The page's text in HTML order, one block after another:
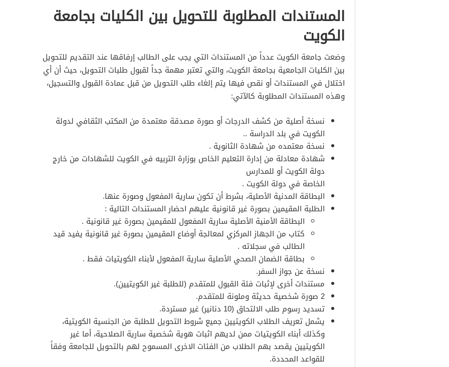
المستندات المطلوبة للتحويل بين الكليات بجامعة
الكويت
وضعت جامعة الكويت عدداً من المستندات التي يجب على الطالب إرفاقها عند التقديم للتحويل
بين الكليات الجامعية بجامعة الكويت، والتي تعتبر مهمة جداً لقبول طلبات التحويل، حيث أن أي
اختلال في المستندات أو نقص فيها يتم إلغاء طلب التحويل من قبل عمادة القبول والتسجيل،
وهذه المستندات المطلوبة كالآتي:
نسخة أصلية من كشف الدرجات أو صورة مصدقة معتمدة من المكتب الثقافي لدولة
الكويت في بلد الدراسة ..
نسخة معتمده من شهادة الثانوية .
شهادة معادلة من إدارة التعليم الخاص بوزارة التربيه في الكويت للشهادات من خارج
دولة الكويت أو للمدارس
الخاصة في دولة الكويت .
البطاقة المدنية الأصلية، بشرط أن تكون سارية المفعول وصورة عنها.
الطلبة المقيمين بصورة غير قانونية عليهم احضار المستندات التالية :
البطاقة الأمنية الأصلية سارية المفعول للمقيمين بصورة غير قانونية .
كتاب من الجهاز المركزي لمعالجة أوضاع المقيمين بصورة غير قانونية يفيد قيد
الطالب في سجلاته .
بطاقة الضمان الصحي الأصلية سارية المفعول لأبناء الكويتيات فقط .
نسخة عن جواز السفر.
مستندات أخرى لإثبات فئة القبول للمتقدم (للطلبة غير الكويتيين).
2 صورة شخصية حديثة وملونة للمتقدم.
تسديد رسوم طلب الالتحاق (10 دنانير) غير مستردة.
يشمل تعريف الطلاب الكويتيين جميع شروط التحويل للطلبة من الجنسية الكويتية،
وكذلك أبناء الكويتيات ممن لديهم اثبات هوية شخصية سارية الصلاحية، أما غير
الكويتيين يقصد بهم الطلاب من الفئات الاخرى المسموح لهم بالتحويل للجامعة وفقاً
للقواعد المحددة.